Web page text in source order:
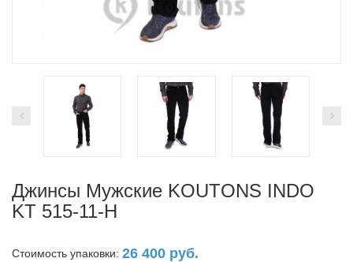
Джинсы Мужские KOUTONS INDO
KT 515-11-H
Стоимость упаковки: 26 400 руб.